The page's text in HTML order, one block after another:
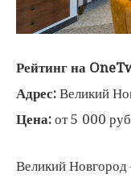
Рейтинг на
Адрес: Великий
Цена: от 5 000
Великий Новгород